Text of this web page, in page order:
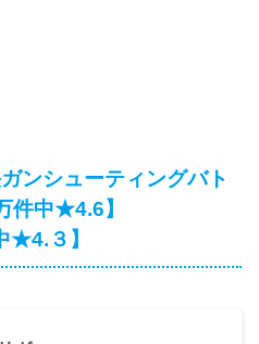
ンシューティングバト
中★4.6】
★4.３】